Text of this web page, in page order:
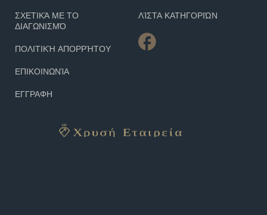
ΣΧΕΤΙΚΆ ΜΕ ΤΟ
ΔΙΑΓΩΝΙΣΜΌ
ΠΟΛΙΤΙΚΉ ΑΠΟΡΡΉΤΟΥ
ΕΠΙΚΟΙΝΩΝΊΑ
ΕΓΓΡΑΦΗ
ΛΊΣΤΑ ΚΑΤΗΓΟΡΙΏΝ